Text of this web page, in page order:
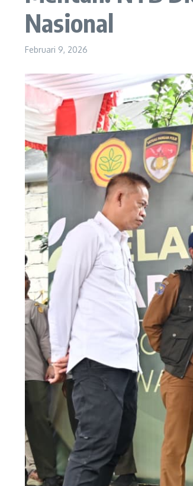
Nasional
Februari 9, 2026